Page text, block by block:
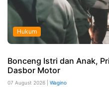
Hukum
Bonceng Istri dan Anak,
Dasbor Motor
07 August 2026 | Wagino